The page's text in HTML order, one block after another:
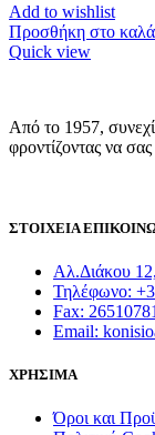
Add to wishlist
Προσθήκη στο
Quick view
Από το 1957,
φροντίζοντας να
ΣΤΟΙΧΕΙΑ
Αλ.Διάκου
Τηλέφωνο:
Fax:
Email:
ΧΡΗΣΙΜΑ
Όροι και